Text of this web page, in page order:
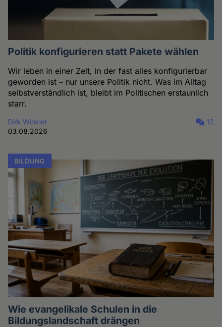
Politik konfigurieren statt Pakete wählen
Wir leben in einer Zeit, in der fast alles konfigurierbar
geworden ist – nur unsere Politik nicht. Was im Alltag
selbstverständlich ist, bleibt im Politischen erstaunlich
starr.
Dirk Winkler
03.08.2026
12
BILDUNG
Wie evangelikale Schulen in die
Bildungslandschaft drängen